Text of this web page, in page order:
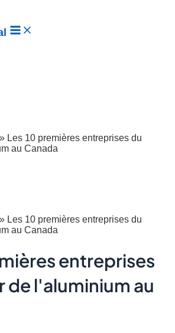
» Les 10 premières entreprises du
au Canada
» Les 10 premières entreprises du
au Canada
entreprises
de l'aluminium au